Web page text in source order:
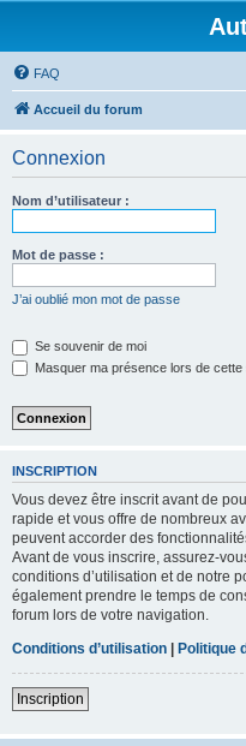
FAQ
Accueil du forum
Connexion
Nom d’utilisateur :
Mot de passe :
J’ai oublié mon mot de passe
Se souvenir de moi
Masquer ma présence lors de
INSCRIPTION
Vous devez être inscrit avant de
rapide et vous offre de nombreux
peuvent accorder des
Avant de vous inscrire, assurez-
conditions d’utilisation et de notre
également prendre le temps de
forum lors de votre navigation.
Conditions d’utilisation | Politique
Inscription